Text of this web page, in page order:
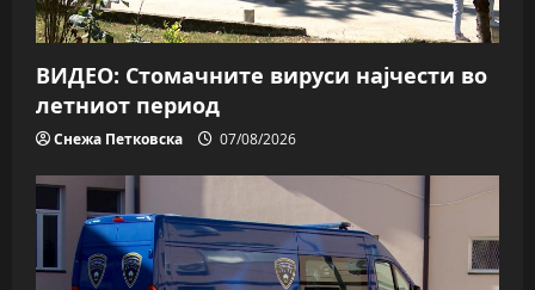
ВИДЕО: Стомачните вируси најчести во
летниот период
Снежа Петковска 07/08/2026